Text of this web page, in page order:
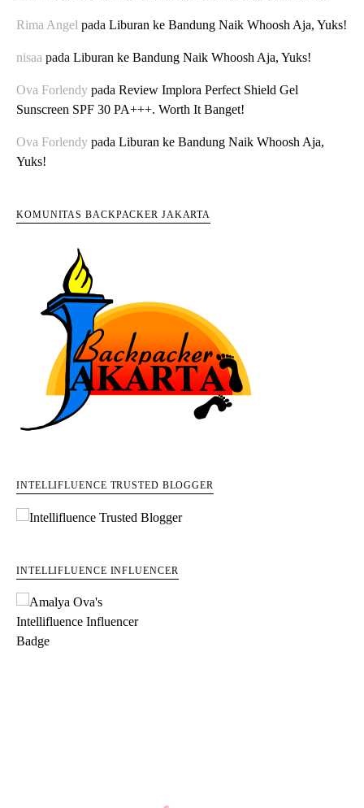
Rima Angel pada Liburan ke Bandung Naik Whoosh Aja, Yuks!
nisaa pada Liburan ke Bandung Naik Whoosh Aja, Yuks!
Ova Forlendy pada Review Implora Perfect Shield Gel
Sunscreen SPF 30 PA+++. Worth It Banget!
Ova Forlendy pada Liburan ke Bandung Naik Whoosh Aja,
Yuks!
KOMUNITAS BACKPACKER JAKARTA
INTELLIFLUENCE TRUSTED BLOGGER
INTELLIFLUENCE INFLUENCER